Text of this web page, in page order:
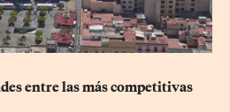
entre las más competitivas